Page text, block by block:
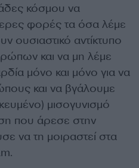
κόσμου να
φορές τα όσα λέμε
ουσιαστικό αντίκτυπο
και να μη λέμε
μόνο και μόνο για να
και να βγάλουμε
μισογυνισμό
που άρεσε στην
να τη μοιραστεί στα